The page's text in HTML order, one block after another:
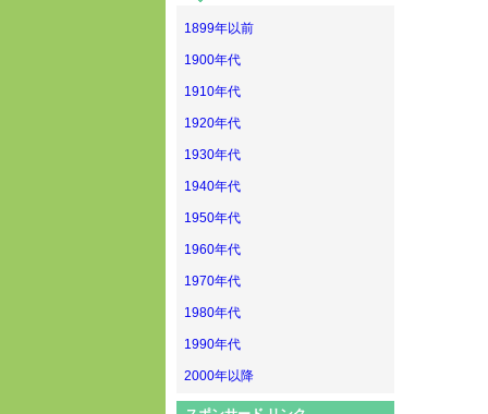
1899年以前
1900年代
1910年代
1920年代
1930年代
1940年代
1950年代
1960年代
1970年代
1980年代
1990年代
2000年以降